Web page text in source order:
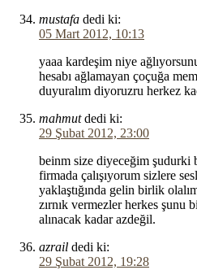
mustafa dedi ki:
05 Mart 2012, 10:13
yaaa kardeşim niye
hesabı ağlamayan çoçuğa
duyuralım diyoruzru herkez
mahmut dedi ki:
29 Şubat 2012, 23:00
beinm size diyeceğim şudurki
firmada çalışıyorum sizlere
yaklaştığında gelin birlik
zırnık vermezler herkes
alınacak kadar azdeğil.
azrail dedi ki:
29 Şubat 2012, 19:28